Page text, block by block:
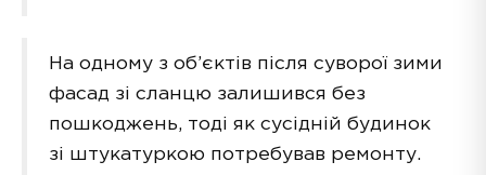
На одному з об’єктів після суворої зими
фасад зі сланцю залишився без
пошкоджень, тоді як сусідній будинок
зі штукатуркою потребував ремонту.